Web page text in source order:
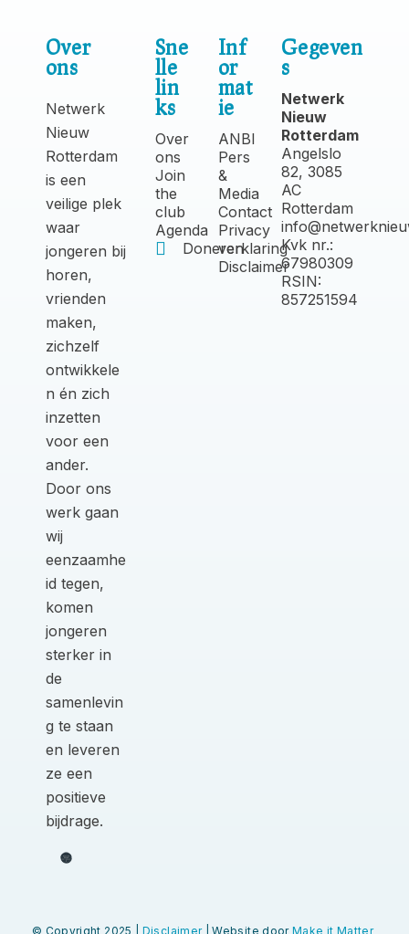
Over
ons
Netwerk
Nieuw
Rotterdam
is een
veilige plek
waar
jongeren bij
horen,
vrienden
maken,
zichzelf
ontwikkele
n én zich
inzetten
voor een
ander.
Door ons
werk gaan
wij
eenzaamhe
id tegen,
komen
jongeren
sterker in
de
samenlevin
g te staan
en leveren
ze een
positieve
bijdrage.
Sne
lle
lin
ks
Over
ons
Join
the
club
Agenda
Doneren
Inf
or
mat
ie
ANBI
Pers
&
Media
Contact
Privacy
verklaring
Disclaimer
Gegeven
s
Netwerk
Nieuw
Rotterdam
Angelslo
82, 3085
AC
Rotterdam
Kvk nr.:
67980309
RSIN:
857251594
© Copyright 2025 | Disclaimer| Website doorMake it Matter